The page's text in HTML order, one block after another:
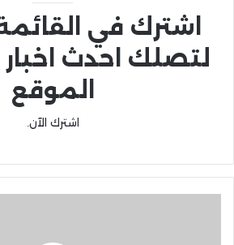
اشترك في القائمة
لتصلك احدث اخبار
الموقع
اشترك الآن.